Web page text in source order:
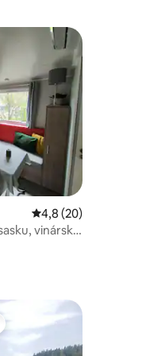
Priemerné
4,8 (20)
vinárske